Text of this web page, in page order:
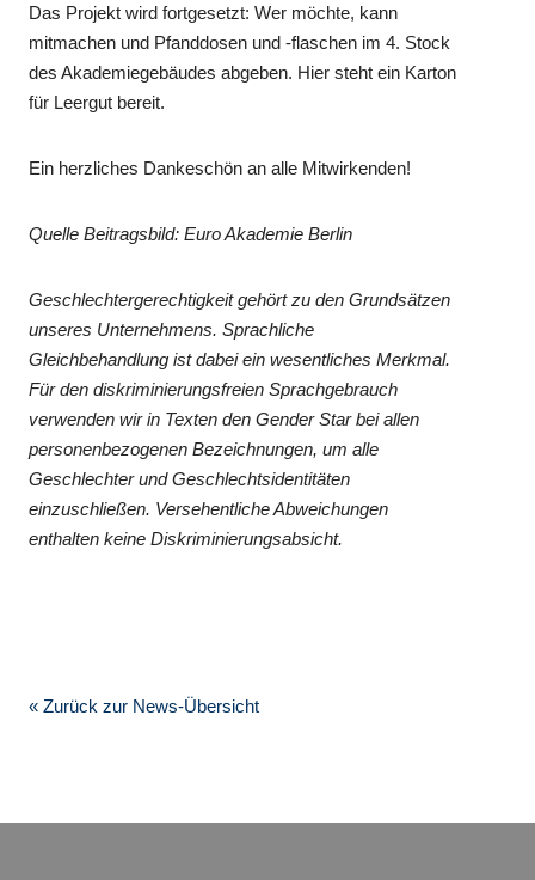
Das Projekt wird fortgesetzt: Wer möchte, kann
mitmachen und Pfanddosen und -flaschen im 4. Stock
des Akademiegebäudes abgeben. Hier steht ein Karton
für Leergut bereit.
Ein herzliches Dankeschön an alle Mitwirkenden!
Quelle Beitragsbild: Euro Akademie Berlin
Geschlechtergerechtigkeit gehört zu den Grundsätzen
unseres Unternehmens. Sprachliche
Gleichbehandlung ist dabei ein wesentliches Merkmal.
Für den diskriminierungsfreien Sprachgebrauch
verwenden wir in Texten den Gender Star bei allen
personenbezogenen Bezeichnungen, um alle
Geschlechter und Geschlechtsidentitäten
einzuschließen. Versehentliche Abweichungen
enthalten keine Diskriminierungsabsicht.
« Zurück zur News-Übersicht